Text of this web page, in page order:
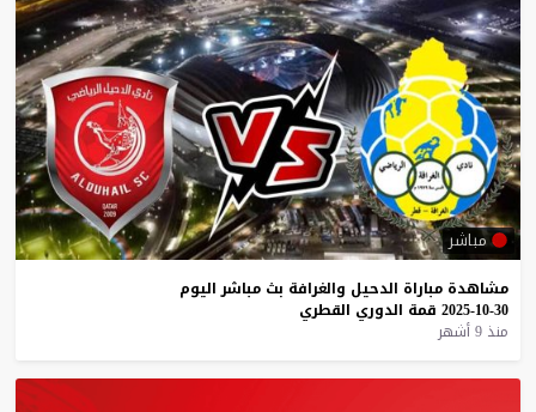
مباشر
مشاهدة مباراة الدحيل والغرافة بث مباشر اليوم
30-10-2025
قمة الدوري القطري
منذ 9 أشهر